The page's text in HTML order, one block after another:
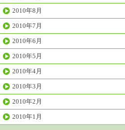
2010年8月
2010年7月
2010年6月
2010年5月
2010年4月
2010年3月
2010年2月
2010年1月